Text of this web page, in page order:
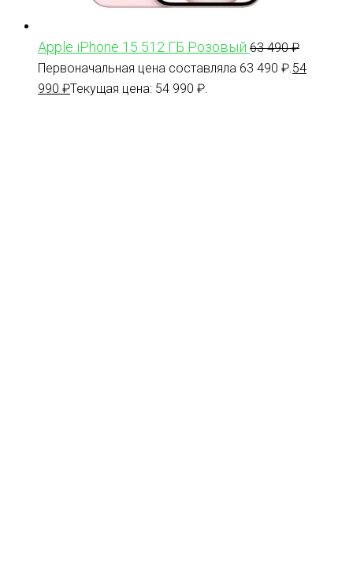
Apple iPhone 15 512 ГБ Розовый 63 490₽
Первоначальная цена составляла 63 490 ₽. 54
990 ₽Текущая цена: 54 990 ₽.